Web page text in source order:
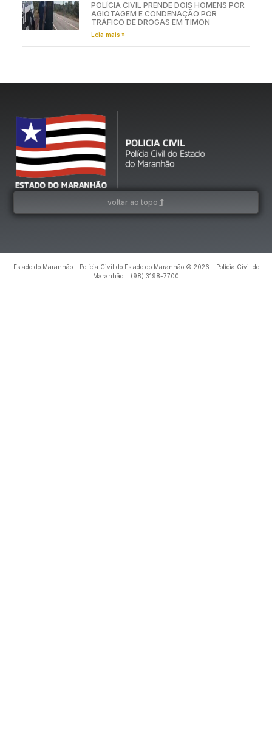
POLÍCIA CIVIL PRENDE DOIS HOMENS POR
AGIOTAGEM E CONDENAÇÃO POR
TRÁFICO DE DROGAS EM TIMON
Leia mais »
voltar ao topo
Estado do Maranhão – Polícia Civil do Estado do Maranhão © 2026 – Polícia Civil do
Maranhão. | (98) 3198-7700